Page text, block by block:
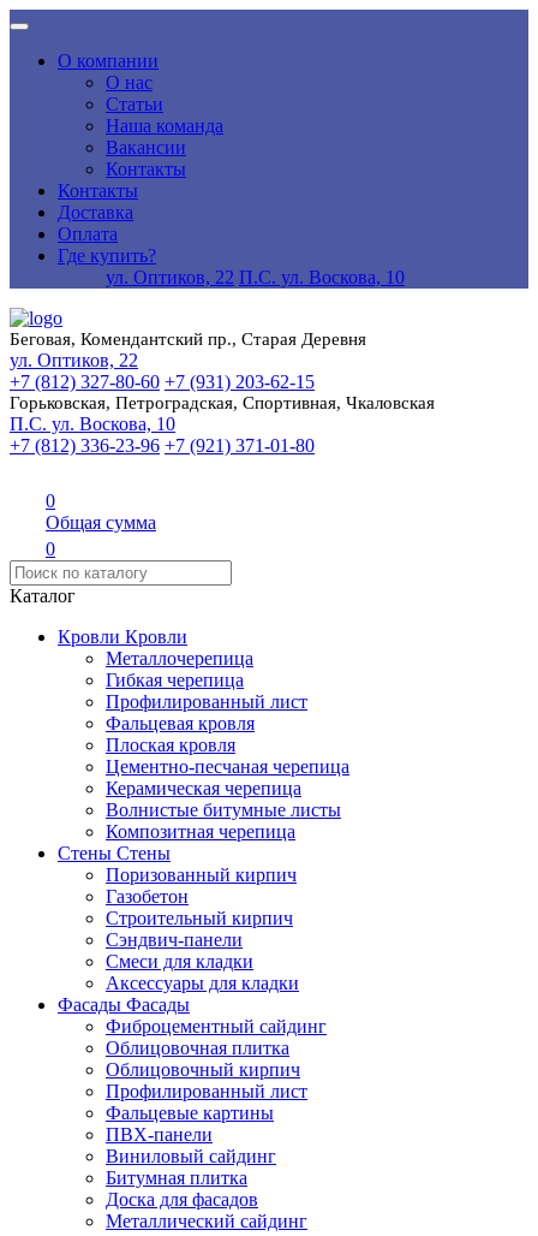
О компании
О нас
Статьи
Наша команда
Вакансии
Контакты
Контакты
Доставка
Оплата
Где купить?
ул. Оптиков, 22 П.С. ул. Воскова, 10
Беговая, Комендантский пр., Старая Деревня
ул. Оптиков, 22
+7 (812) 327-80-60 +7 (931) 203-62-15
Горьковская, Петроградская, Спортивная, Чкаловская
П.С. ул. Воскова, 10
+7 (812) 336-23-96 +7 (921) 371-01-80
0
Общая сумма
0
Каталог
Кровли Кровли
Металлочерепица
Гибкая черепица
Профилированный лист
Фальцевая кровля
Плоская кровля
Цементно-песчаная черепица
Керамическая черепица
Волнистые битумные листы
Композитная черепица
Стены Стены
Поризованный кирпич
Газобетон
Строительный кирпич
Сэндвич-панели
Смеси для кладки
Аксессуары для кладки
Фасады Фасады
Фиброцементный сайдинг
Облицовочная плитка
Облицовочный кирпич
Профилированный лист
Фальцевые картины
ПВХ-панели
Виниловый сайдинг
Битумная плитка
Доска для фасадов
Металлический сайдинг